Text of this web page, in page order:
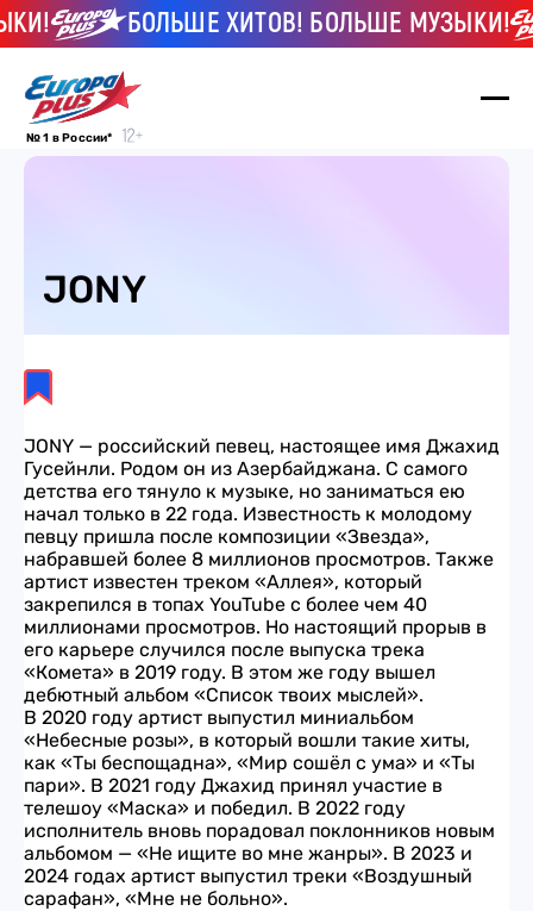
БОЛЬШЕ ХИТОВ! БОЛЬШЕ МУЗЫКИ!
№ 1 в России*
JONY
JONY — российский певец, настоящее имя Джахид
Гусейнли. Родом он из Азербайджана. С самого
детства его тянуло к музыке, но заниматься ею
начал только в 22 года. Известность к молодому
певцу пришла после композиции «Звезда»,
набравшей более 8 миллионов просмотров. Также
артист известен треком «Аллея», который
закрепился в топах YouTube с более чем 40
миллионами просмотров. Но настоящий прорыв в
его карьере случился после выпуска трека
«Комета» в 2019 году. В этом же году вышел
дебютный альбом «Список твоих мыслей».
В 2020 году артист выпустил миниальбом
«Небесные розы», в который вошли такие хиты,
как «Ты беспощадна», «Мир сошёл с ума» и «Ты
пари». В 2021 году Джахид принял участие в
телешоу «Маска» и победил. В 2022 году
исполнитель вновь порадовал поклонников новым
альбомом — «Не ищите во мне жанры». В 2023 и
2024 годах артист выпустил треки «Воздушный
сарафан», «Мне не больно».